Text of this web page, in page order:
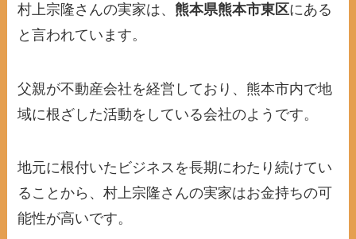
村上宗隆さんの実家は、 熊本県熊本市東区にある
と言われています。
父親が不動産会社を経営しており、熊本市内で地
域に根ざした活動をしている会社のようです。
地元に根付いたビジネスを長期にわたり続けてい
ることから、村上宗隆さんの実家はお金持ちの可
能性が高いです。